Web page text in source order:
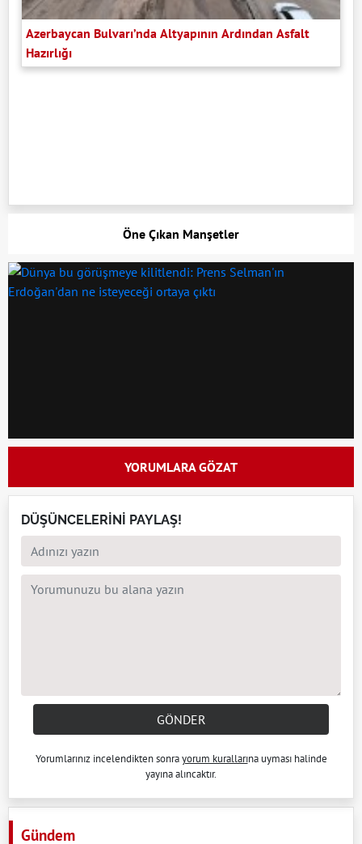
Azerbaycan Bulvarı’nda Altyapının Ardından Asfalt
Hazırlığı
Öne Çıkan Manşetler
YORUMLARA GÖZAT
DÜŞÜNCELERİNİ PAYLAŞ!
GÖNDER
Yorumlarınız incelendikten sonrayorum kurallarına uyması halinde
yayına alıncaktır.
Gündem